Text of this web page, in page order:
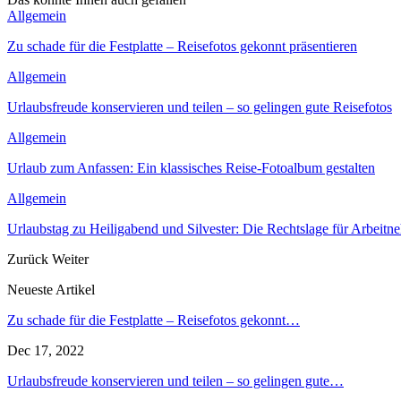
Allgemein
Zu schade für die Festplatte – Reisefotos gekonnt präsentieren
Allgemein
Urlaubsfreude konservieren und teilen – so gelingen gute Reisefotos
Allgemein
Urlaub zum Anfassen: Ein klassisches Reise-Fotoalbum gestalten
Allgemein
Urlaubstag zu Heiligabend und Silvester: Die Rechtslage für
Zurück Weiter
Neueste Artikel
Zu schade für die Festplatte – Reisefotos gekonnt…
Dec 17, 2022
Urlaubsfreude konservieren und teilen – so gelingen gute…